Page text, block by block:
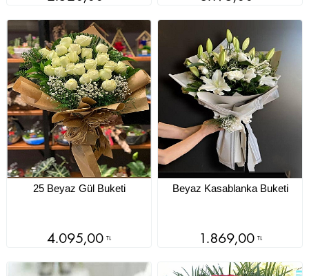
25 Beyaz Gül Buketi
4.095,00 TL
Beyaz Kasablanka Buketi
1.869,00 TL